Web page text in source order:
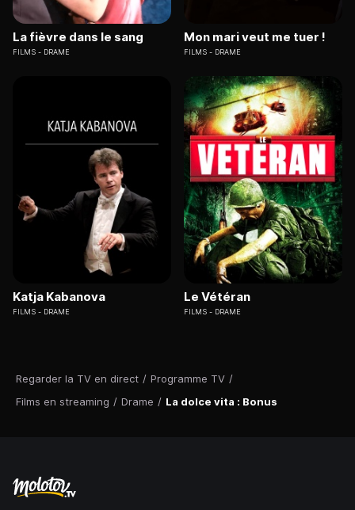
Regarder la TV en direct / Programme TV /
Films en streaming / Drame / La dolce vita : Bonus
La fièvre dans le sang
FILMS DRAME
Mon mari veut me tuer !
FILMS DRAME
Katja Kabanova
FILMS DRAME
Le Vétéran
FILMS DRAME